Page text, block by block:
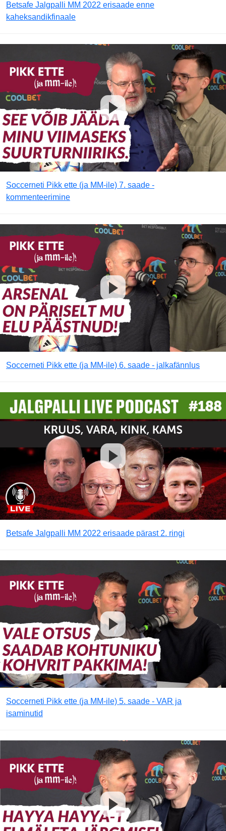
Betsafe Jalgpalli MM 2022 erisaade enne
kaheksandikfinaale
Soccerneti Pikk ette (ja MM-ile) 7. saade -
kommenteerimine
Soccerneti Pikk ette (ja MM-ile) 6. saade - jalkafännlus
Betsafe Jalgpalli MM 2022 erisaade pärast 2. ringi
Soccerneti Pikk ette (ja MM-ile) 5. saade - VAR ja
isaminutid